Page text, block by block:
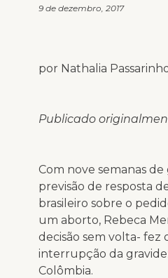
9 de dezembro, 2017
por Nathalia
Publicado
Com nove semanas
previsão de resposta
brasileiro sobre o
um aborto, Rebeca
decisão sem volta-
interrupção da
Colômbia.